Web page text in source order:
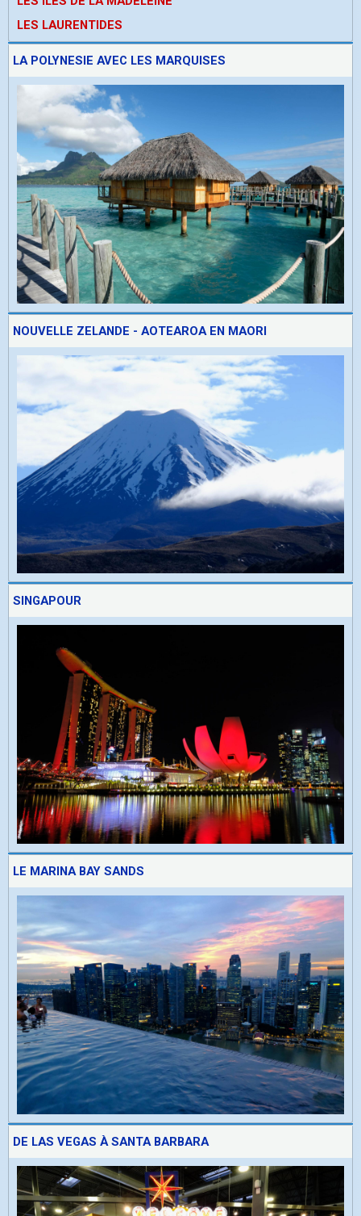
LES LAURENTIDES
LA POLYNESIE AVEC LES MARQUISES
NOUVELLE ZELANDE - AOTEAROA EN MAORI
SINGAPOUR
LE MARINA BAY SANDS
DE LAS VEGAS À SANTA BARBARA